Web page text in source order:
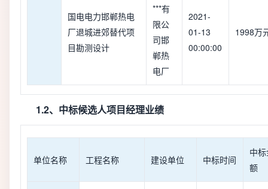
国电电力邯郸热电
厂退城进郊替代项
目勘测设计
***有
限公
司邯
郸热
电厂
2021-
01-13
00:00:00
1998万
1.2、中标候选人项目经理业绩
单位名称 工程名称 建设单位 中标时间
中
额